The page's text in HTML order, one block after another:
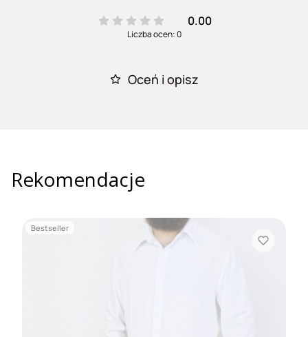
0.00
Liczba ocen: 0
Oceń i opisz
Rekomendacje
Bestseller